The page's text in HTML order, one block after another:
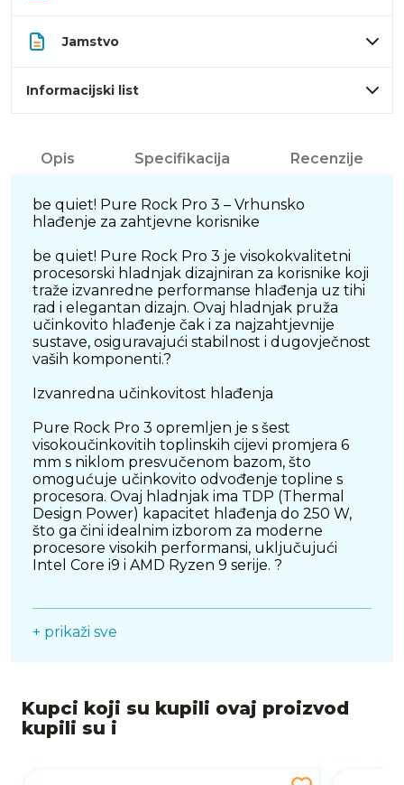
Jamstvo
Informacijski list
Opis Specifikacija Recenzije
be quiet! Pure Rock Pro 3 – Vrhunsko
hlađenje za zahtjevne korisnike
be quiet! Pure Rock Pro 3 je visokokvalitetni
procesorski hladnjak dizajniran za korisnike koji
traže izvanredne performanse hlađenja uz tihi
rad i elegantan dizajn. Ovaj hladnjak pruža
učinkovito hlađenje čak i za najzahtjevnije
sustave, osiguravajući stabilnost i dugovječnost
vaših komponenti.?
Izvanredna učinkovitost hlađenja
Pure Rock Pro 3 opremljen je s šest
visokoučinkovitih toplinskih cijevi promjera 6
mm s niklom presvučenom bazom, što
omogućuje učinkovito odvođenje topline s
procesora. Ovaj hladnjak ima TDP (Thermal
Design Power) kapacitet hlađenja do 250 W,
što ga čini idealnim izborom za moderne
procesore visokih performansi, uključujući
Intel Core i9 i AMD Ryzen 9 serije. ?
razinu buke. Ventilatori imaju posebno
oblikovane lopatice koje smanjuju
turbulenciju zraka, omogućujući tihi rad s
+ prikaži sve
Kupci koji su kupili ovaj proizvod
kupili su i